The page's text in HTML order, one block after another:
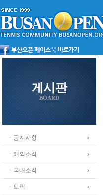
게시판
BOARD
ㆍ공지사항
ㆍ해외소식
ㆍ국내소식
ㆍ토픽